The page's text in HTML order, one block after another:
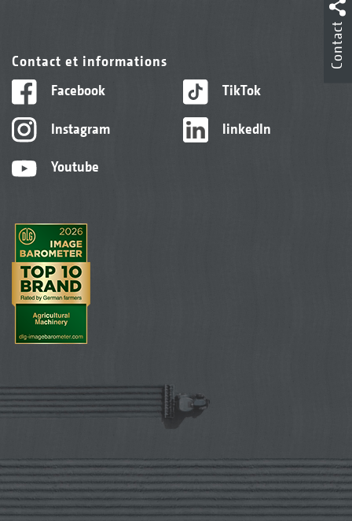
Contact et informations
Facebook
Instagram
Youtube
TikTok
linkedIn
Contact